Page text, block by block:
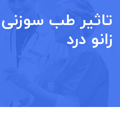
تاثیر طب سوزنی
زانو درد